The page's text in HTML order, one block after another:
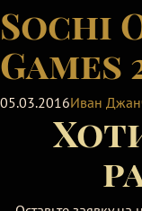
Sochi
Games
05.03.2016Иван